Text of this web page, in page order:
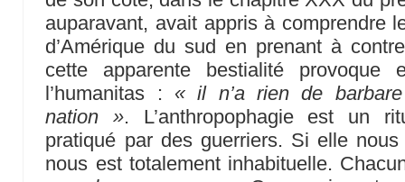
auparavant, avait appris à comprendre
d’Amérique du sud en prenant à
cette apparente bestialité
l’humanitas : « il n’a rien de
nation ». L’anthropophagie est un
pratiqué par des guerriers. Si elle nous
nous est totalement inhabituelle.